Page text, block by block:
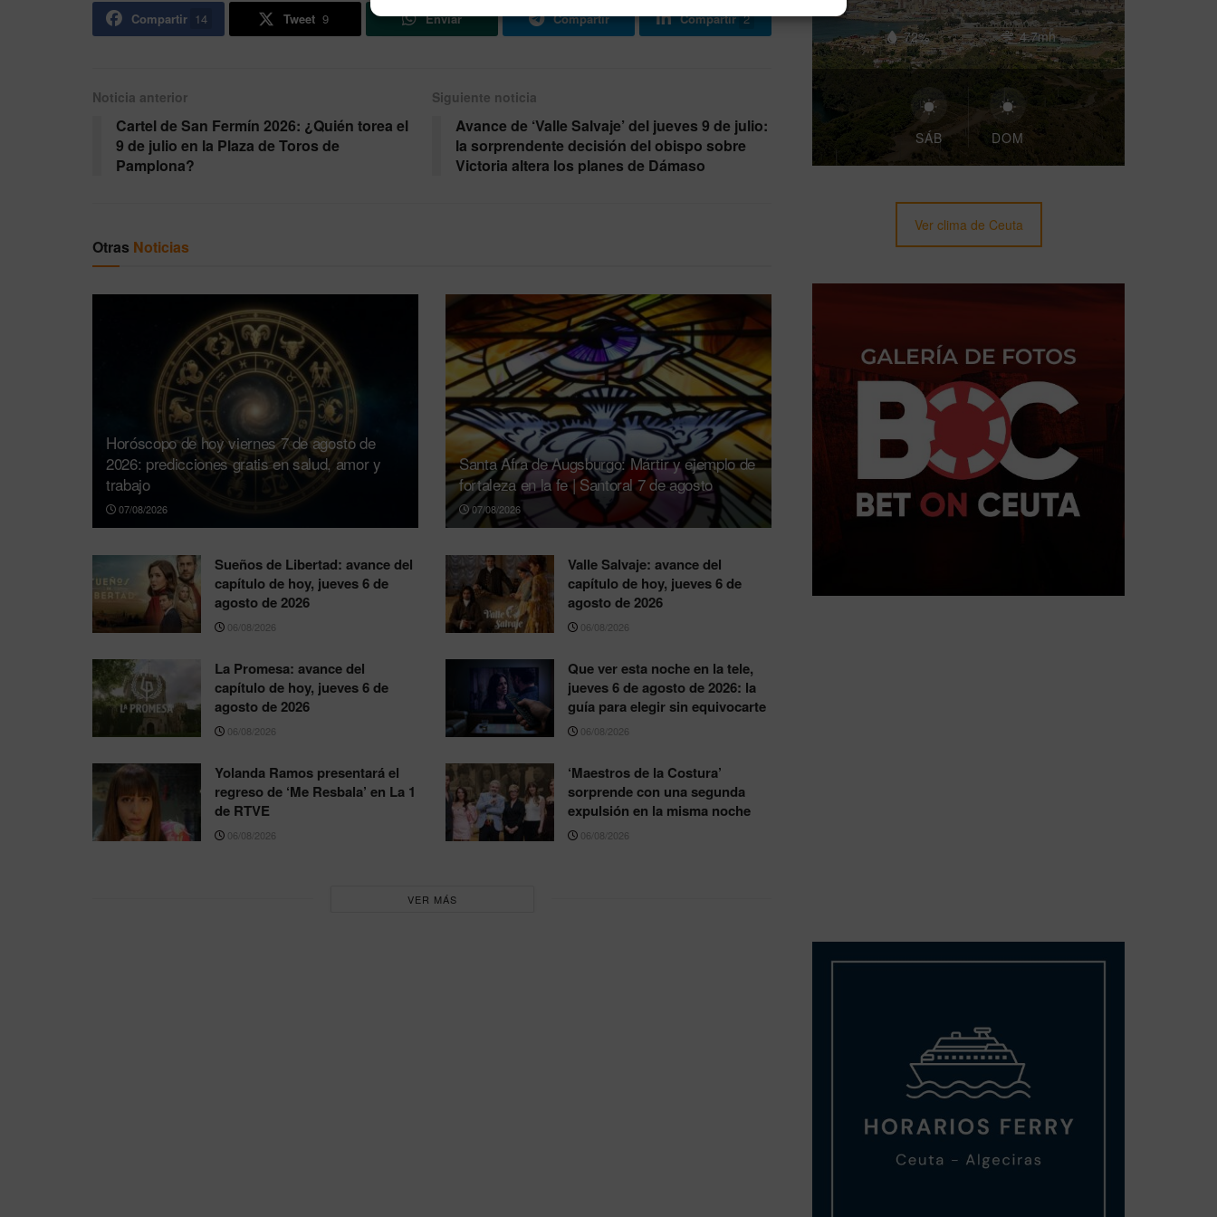
Compartir 14 Tweet 9 Enviar Compartir Compartir 2
Noticia anterior
Cartel de San Fermín 2026: ¿Quién torea el
9 de julio en la Plaza de Toros de
Pamplona?
Siguiente noticia
Avance de ‘Valle Salvaje’ del jueves 9 de julio:
la sorprendente decisión del obispo sobre
Victoria altera los planes de Dámaso
Otras Noticias
Horóscopo de hoy viernes 7 de agosto de
2026: predicciones gratis en salud, amor y
trabajo
07/08/2026
Santa Afra de Augsburgo: Mártir y ejemplo de
fortaleza en la fe | Santoral 7 de agosto
07/08/2026
Sueños de Libertad: avance del
capítulo de hoy, jueves 6 de
agosto de 2026
06/08/2026
Valle Salvaje: avance del
capítulo de hoy, jueves 6 de
agosto de 2026
06/08/2026
La Promesa: avance del
capítulo de hoy, jueves 6 de
agosto de 2026
06/08/2026
Que ver esta noche en la tele,
jueves 6 de agosto de 2026: la
guía para elegir sin equivocarte
06/08/2026
Yolanda Ramos presentará el
regreso de ‘Me Resbala’ en La 1
de RTVE
06/08/2026
‘Maestros de la Costura’
sorprende con una segunda
expulsión en la misma noche
06/08/2026
VER MÁS
72% 4.7mh
SÁB DOM
Ver clima de Ceuta